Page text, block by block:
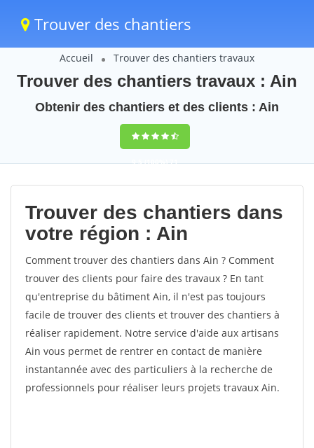
Trouver des chantiers
Accueil Trouver des chantiers travaux
Trouver des chantiers travaux : Ain
Obtenir des chantiers et des clients : Ain
9,5(100%)71
votes
Trouver des chantiers dans
votre région : Ain
Comment trouver des chantiers dans Ain ? Comment
trouver des clients pour faire des travaux ? En tant
qu'entreprise du bâtiment Ain, il n'est pas toujours
facile de trouver des clients et trouver des chantiers à
réaliser rapidement. Notre service d'aide aux artisans
Ain vous permet de rentrer en contact de manière
instantannée avec des particuliers à la recherche de
professionnels pour réaliser leurs projets travaux Ain.